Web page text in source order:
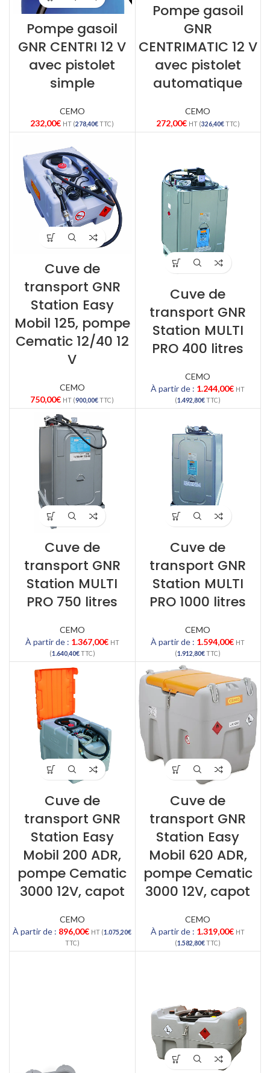
Pompe gasoil
GNR CENTRI 12 V
avec pistolet
simple
CEMO
232,00€ HT (278,40€TTC)
Pompe gasoil
GNR
CENTRIMATIC 12 V
avec pistolet
automatique
CEMO
272,00€ HT (326,40€TTC)
Cuve de
transport GNR
Station Easy
Mobil 125, pompe
Cematic 12/40 12
V
CEMO
750,00€ HT (900,00€TTC)
Cuve de
transport GNR
Station MULTI
PRO 400 litres
CEMO
À partir de : 1.244,00€ HT
(1.492,80€TTC)
Cuve de
transport GNR
Station MULTI
PRO 750 litres
CEMO
À partir de : 1.367,00€ HT
(1.640,40€TTC)
Cuve de
transport GNR
Station MULTI
PRO 1000 litres
CEMO
À partir de : 1.594,00€ HT
(1.912,80€TTC)
Cuve de
transport GNR
Station Easy
Mobil 200 ADR,
pompe Cematic
3000 12V, capot
CEMO
À partir de : 896,00€ HT (1.075,20€
TTC)
Cuve de
transport GNR
Station Easy
Mobil 620 ADR,
pompe Cematic
3000 12V, capot
CEMO
À partir de : 1.319,00€ HT
(1.582,80€TTC)